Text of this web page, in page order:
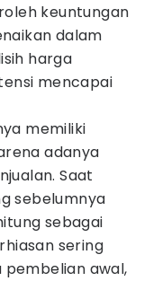
keuntungan
dalam
harga
mencapai
memiliki
adanya
Saat
sebelumnya
sebagai
sering
pembelian awal,